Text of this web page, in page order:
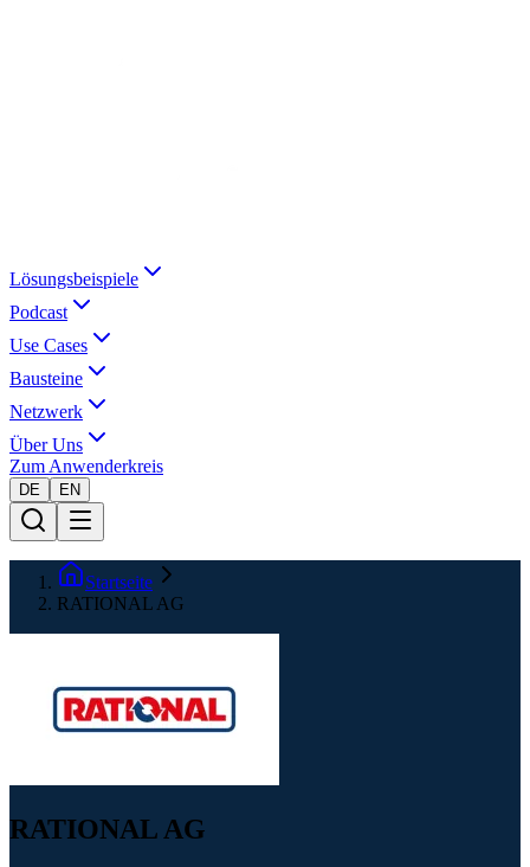
Lösungsbeispiele
Podcast
Use Cases
Bausteine
Netzwerk
Über Uns
Zum Anwenderkreis
DE EN
Startseite
RATIONAL AG
RATIONAL AG